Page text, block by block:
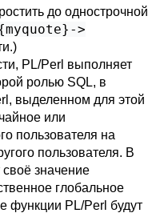
до однострочной
>
PL/Perl выполняет
ролью SQL, в
выделенном для этой
или
пользователя на
пользователя. В
значение
глобальное
функции PL/Perl будут